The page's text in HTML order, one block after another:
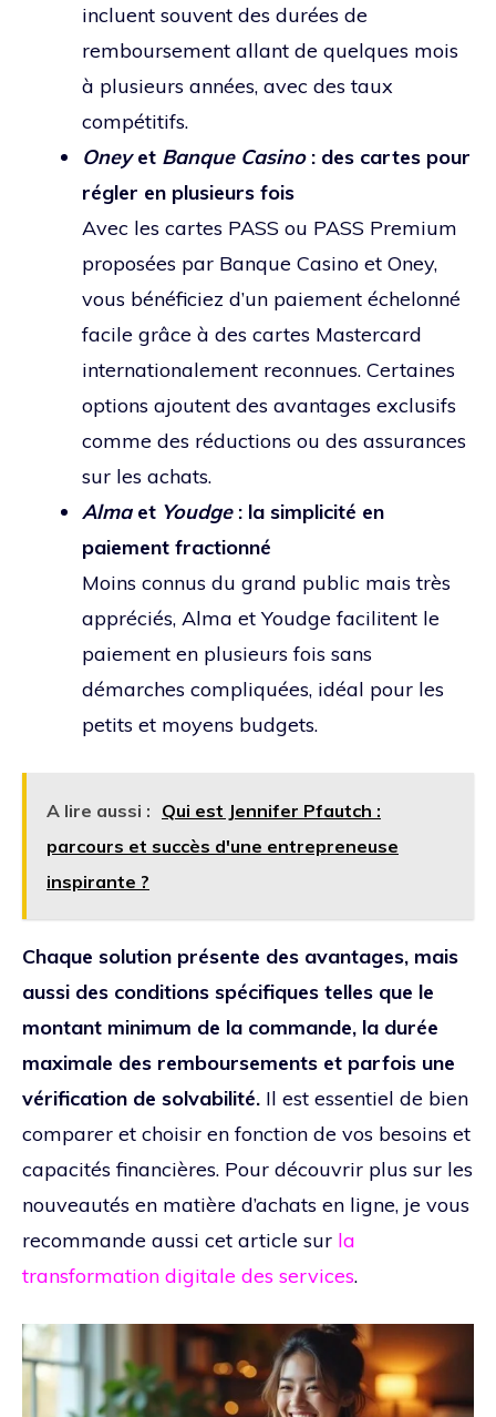
incluent souvent des durées de
remboursement allant de quelques mois
à plusieurs années, avec des taux
compétitifs.
Oneyet Banque Casino: des cartes pour
régler en plusieurs fois
Avec les cartes PASS ou PASS Premium
proposées par Banque Casino et Oney,
vous bénéficiez d’un paiement échelonné
facile grâce à des cartes Mastercard
internationalement reconnues. Certaines
options ajoutent des avantages exclusifs
comme des réductions ou des assurances
sur les achats.
Almaet Youdge: la simplicité en
paiement fractionné
Moins connus du grand public mais très
appréciés, Alma et Youdge facilitent le
paiement en plusieurs fois sans
démarches compliquées, idéal pour les
petits et moyens budgets.
A lire aussi : Qui est Jennifer Pfautch :
parcours et succès d'une entrepreneuse
inspirante ?
Chaque solution présente des avantages, mais
aussi des conditions spécifiques telles que le
montant minimum de la commande, la durée
maximale des remboursements et parfois une
vérification de solvabilité. Il est essentiel de bien
comparer et choisir en fonction de vos besoins et
capacités financières. Pour découvrir plus sur les
nouveautés en matière d’achats en ligne, je vous
recommande aussi cet article sur la
transformation digitale des services.